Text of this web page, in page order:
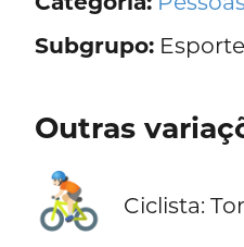
Subgrupo:
Outras
🚴🏻 Ciclista: